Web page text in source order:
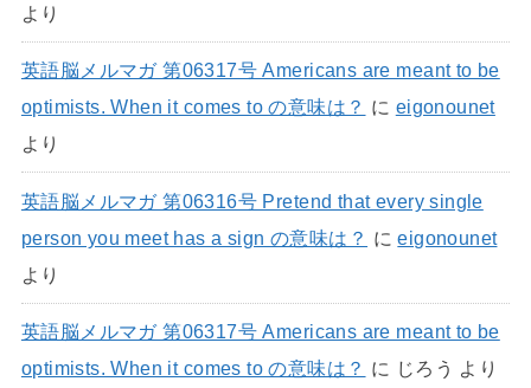
より
英語脳メルマガ 第06317号 Americans are meant to be
optimists. When it comes to の意味は？ に eigonounet
より
英語脳メルマガ 第06316号 Pretend that every single
person you meet has a sign の意味は？ にeigonounet
より
英語脳メルマガ 第06317号 Americans are meant to be
optimists. When it comes to の意味は？ に じろう より